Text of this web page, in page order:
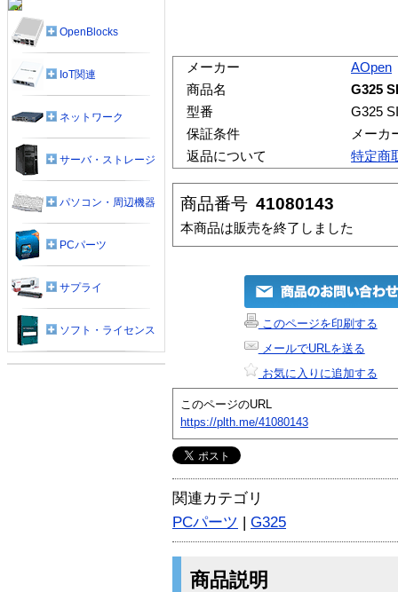
メーカー
AOpen
商品名
G325
型番
G325
保証条件
メーカ
返品について
特定商
商品番号 41080143
本商品は販売を終了しました
このページを印刷する
メールでURLを送る
お気に入りに追加する
このページのURL
https://plth.me/41080143
関連カテゴリ
PCパーツ | G325
商品説明
OpenBlocks
IoT関連
ネットワーク
サーバ・ストレージ
パソコン・周辺機器
PCパーツ
サプライ
ソフト・ライセンス